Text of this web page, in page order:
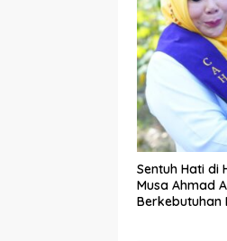
Sentuh Hati di
Musa Ahmad
Berkebutuhan